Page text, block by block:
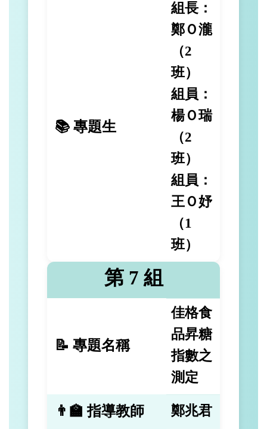
📚 專題生
組長：
鄭Ｏ瀧
（2
班）
組員：
楊Ｏ瑞
（2
班）
組員：
王Ｏ妤
（1
班）
第 7 組
📝 專題名稱
佳格食
品昇糖
指數之
測定
👨‍🏫 指導教師 鄭兆君